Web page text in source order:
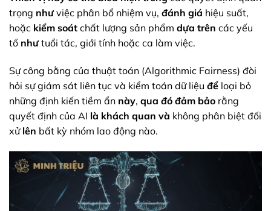
trọng nhưviệc phân bổ nhiệm vụ, đánh giá hiệu suất,
hoặc kiểm soát chất lượng sản phẩm dựa trên các yếu
tố nhưtuổi tác, giới tính hoặc ca làm việc.
Sự công bằng của thuật toán (Algorithmic Fairness) đòi
hỏi sự giám sát liên tục và kiểm toán dữ liệu để loại bỏ
những định kiến tiềm ẩn này, qua đó đảm bảo rằng
quyết định của AI là khách quan và không phân biệt đối
xử lên bất kỳ nhóm lao động nào.